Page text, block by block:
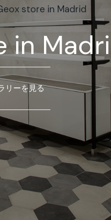
store in Madrid
in
リーを見る